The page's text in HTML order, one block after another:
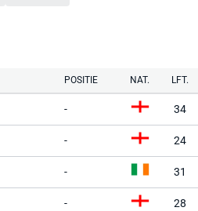
POSITIE NAT. LFT.
- 34
- 24
- 31
- 28